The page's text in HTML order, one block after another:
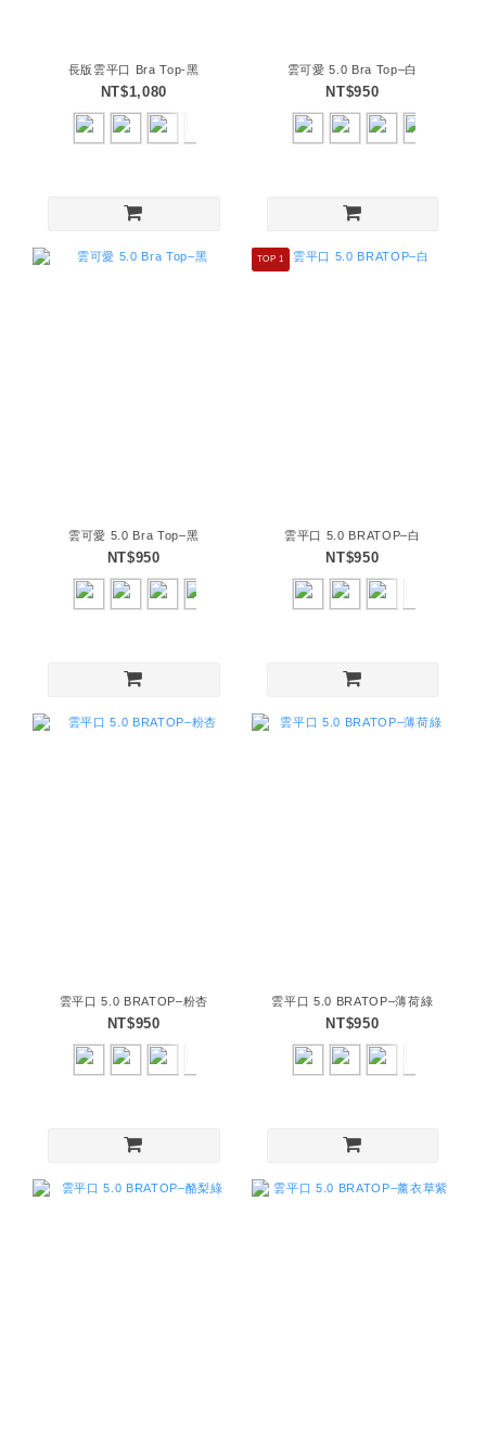
長版雲平口 Bra Top-黑
NT$1,080
雲可愛 5.0 Bra Top–白
NT$950
雲可愛 5.0 Bra Top–黑
NT$950
TOP 1
雲平口 5.0 BRATOP–白
NT$950
雲平口 5.0 BRATOP–粉杏
NT$950
雲平口 5.0 BRATOP–薄荷綠
NT$950